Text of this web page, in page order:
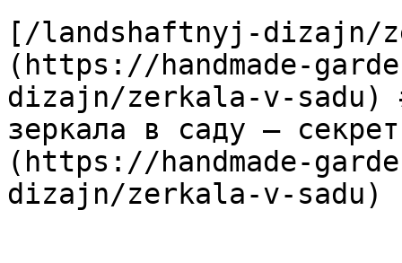
[/landshaftnyj-dizajn/
(https://handmade-
dizajn/zerkala-v-sadu)
зеркала в саду —
(https://handmade-